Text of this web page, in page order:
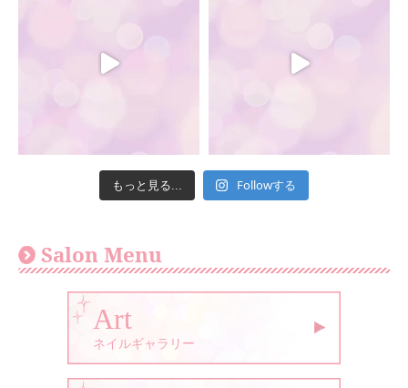
もっと見る... Followする
Salon Menu
Art
ネイルギャラリー